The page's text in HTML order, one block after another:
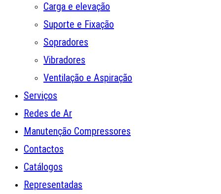
Carga e elevação
Suporte e Fixação
Sopradores
Vibradores
Ventilação e Aspiração
Serviços
Redes de Ar
Manutenção Compressores
Contactos
Catálogos
Representadas